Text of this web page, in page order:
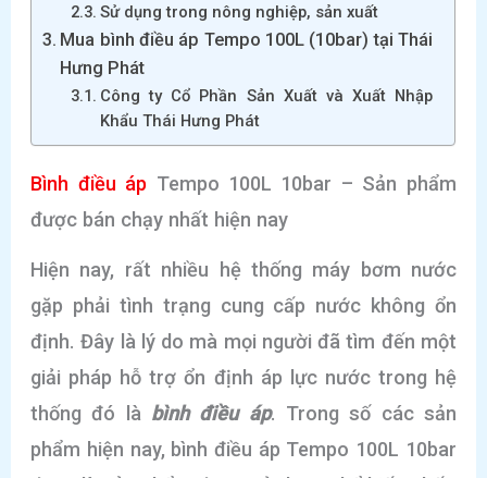
Sử dụng trong nông nghiệp, sản xuất
Mua bình điều áp Tempo 100L (10bar) tại Thái
Hưng Phát
Công ty Cổ Phần Sản Xuất và Xuất Nhập
Khẩu Thái Hưng Phát
Bình điều áp Tempo 100L 10bar – Sản phẩm
được bán chạy nhất hiện nay
Hiện nay, rất nhiều hệ thống máy bơm nước
gặp phải tình trạng cung cấp nước không ổn
định. Đây là lý do mà mọi người đã tìm đến một
giải pháp hỗ trợ ổn định áp lực nước trong hệ
thống đó là bình điều áp. Trong số các sản
phẩm hiện nay, bình điều áp Tempo 100L 10bar